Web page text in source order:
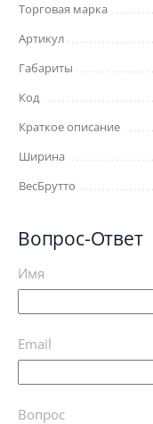
Торговая марка
Артикул
Габариты
Код
Краткое описание
Ширина
ВесБрутто
Вопрос-Ответ
Имя
Email
Вопрос